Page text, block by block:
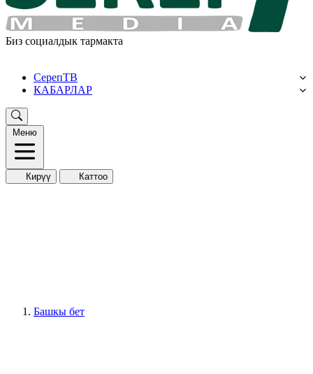
Биз социалдык тармакта
СерепТВ
КАБАРЛАР
Меню
Кирүү Каттоо
Башкы бет